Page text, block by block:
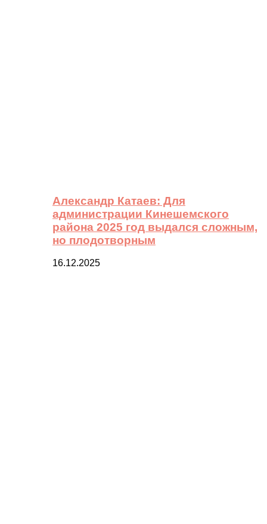
Александр Катаев: Для
администрации Кинешемского
района 2025 год выдался сложным,
но плодотворным
16.12.2025